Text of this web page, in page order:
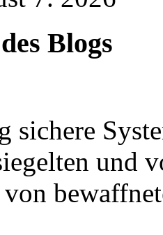
Blogs
sichere
und